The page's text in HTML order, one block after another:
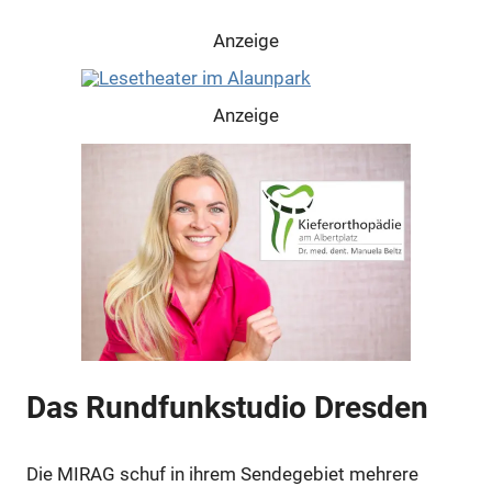
Anzeige
Anzeige
Das Rundfunkstudio Dresden
Die MIRAG schuf in ihrem Sendegebiet mehrere